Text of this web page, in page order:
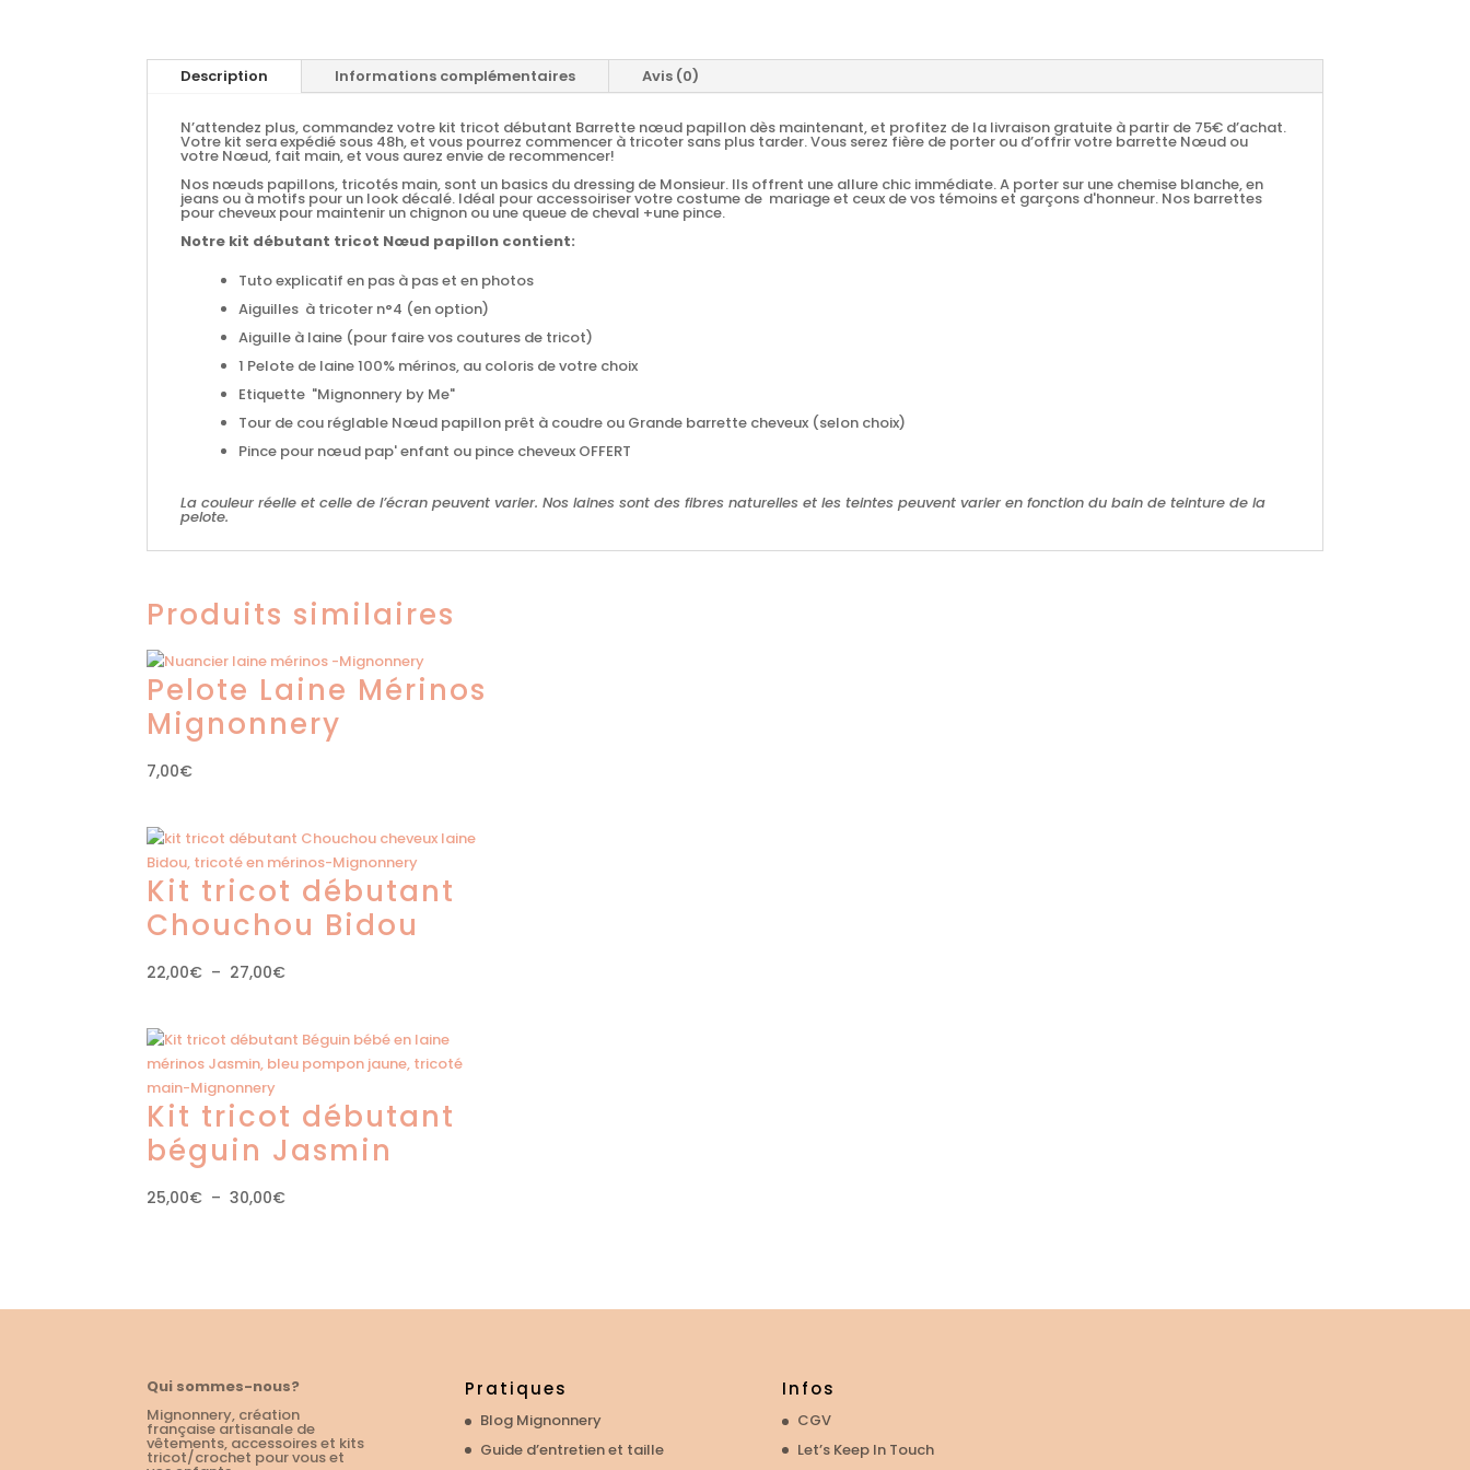
Description Informations complémentaires Avis (0)
N’attendez plus, commandez votre kit tricot débutant Barrette nœud papillon dès maintenant, et profitez de la livraison gratuite à partir de 75€ d’achat.
Votre kit sera expédié sous 48h, et vous pourrez commencer à tricoter sans plus tarder. Vous serez fière de porter ou d’offrir votre barrette Nœud ou
votre Nœud, fait main, et vous aurez envie de recommencer!
Nos nœuds papillons, tricotés main, sont un basics du dressing de Monsieur. Ils offrent une allure chic immédiate. A porter sur une chemise blanche, en
jeans ou à motifs pour un look décalé. Idéal pour accessoiriser votre costume de mariage et ceux de vos témoins et garçons d'honneur. Nos barrettes
pour cheveux pour maintenir un chignon ou une queue de cheval +une pince.
Notre kit débutant tricot Nœud papillon contient:
Tuto explicatif en pas à pas et en photos
Aiguilles à tricoter n°4 (en option)
Aiguille à laine (pour faire vos coutures de tricot)
1 Pelote de laine 100% mérinos, au coloris de votre choix
Etiquette "Mignonnery by Me"
Tour de cou réglable Nœud papillon prêt à coudre ou Grande barrette cheveux (selon choix)
Pince pour nœud pap' enfant ou pince cheveux OFFERT
La couleur réelle et celle de l’écran peuvent varier. Nos laines sont des fibres naturelles et les teintes peuvent varier en fonction du bain de teinture de la
pelote.
Produits similaires
Pelote Laine Mérinos
Mignonnery
7,00€
Kit tricot débutant
Chouchou Bidou
22,00€ – 27,00€Plage
22,00€
à
Kit tricot débutant
béguin Jasmin
25,00€ – 30,00€Plage
Qui sommes-nous?
Mignonnery, création
française artisanale de
vêtements, accessoires et kits
tricot/crochet pour vous et
Pratiques
Blog Mignonnery
Guide d’entretien et taille
Infos
CGV
Let’s Keep In Touch